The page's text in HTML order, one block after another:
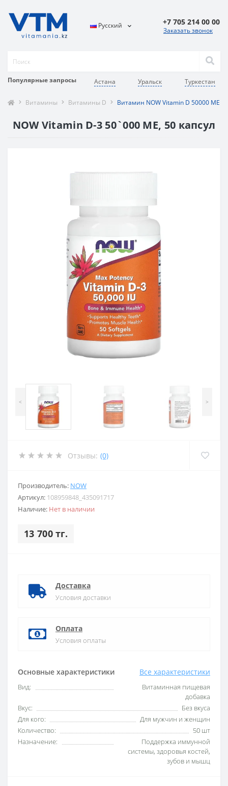
Популярные запросы Астана Уральск Туркестан
Русский +7 705 214 00 00
Заказать звонок
Витамины Витамины D Витамин NOW Vitamin D 50000 ME
NOW Vitamin D-3 50`000 ME, 50 капсул
< >
Отзывы: (0)
Производитель: NOW
Артикул: 108959848_435091717
Наличие: Нет в наличии
13 700 тг.
Основные характеристики Все характеристики
Вид:
Витаминная пищевая
добавка
Вкус:
Без вкуса
Для кого:
Для мужчин и женщин
Количество:
50 шт
Назначение:
Поддержка иммунной
системы, здоровья костей,
зубов и мышц
Доставка
Условия доставки
Оплата
Условия оплаты